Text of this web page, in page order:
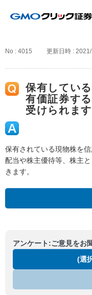
No : 4015 更新日時 :
保有してい
有価証券す
受けられま
保有されている現物株を
配当や株主優待等、株主
きます。
アンケート:ご意見をお
(選